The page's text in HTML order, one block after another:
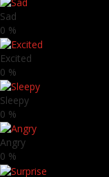
Sad
0 %
Excited
0 %
Sleepy
0 %
Angry
0 %